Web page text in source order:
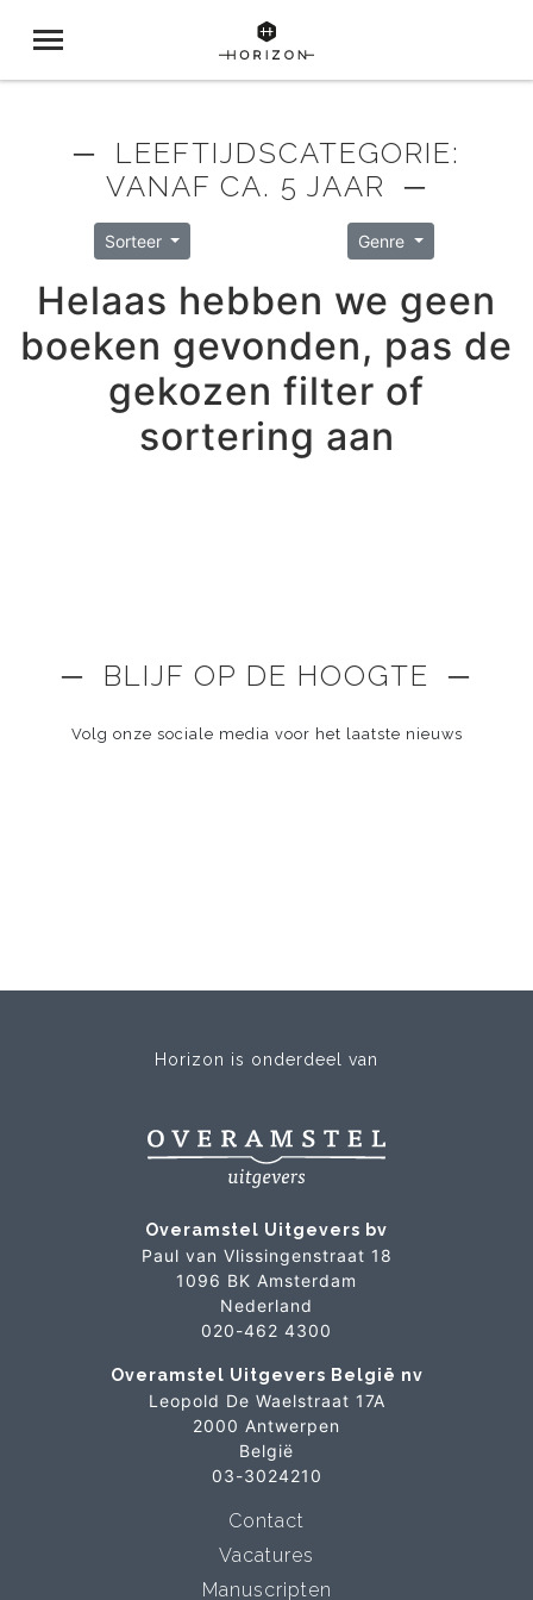
─ LEEFTIJDSCATEGORIE:
VANAF CA. 5 JAAR ─
Sorteer Genre
Helaas hebben we geen
boeken gevonden, pas de
gekozen filter of
sortering aan
─ BLIJF OP DE HOOGTE ─
Volg onze sociale media voor het laatste nieuws
Horizon is onderdeel van
Overamstel Uitgevers bv
Paul van Vlissingenstraat 18
1096 BK Amsterdam
Nederland
020-462 4300
Overamstel Uitgevers België nv
Leopold De Waelstraat 17A
2000 Antwerpen
België
03-3024210
Contact
Vacatures
Manuscripten